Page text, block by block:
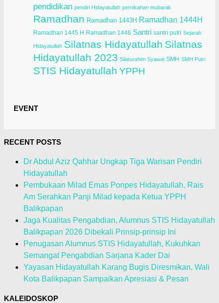
pendidikan pendiri Hidayatullah pernikahan mubarak
Ramadhan Ramadhan 1443H Ramadhan 1444H
Ramadhan 1445 H Ramadhan 1446 Santri santri putri Sejarah
Hidayatullah Silatnas Hidayatullah Silatnas
Hidayatullah 2023 Silaturahim Syawal SMH SMH Putri
STIS Hidayatullah YPPH
EVENT
RECENT POSTS
Dr Abdul Aziz Qahhar Ungkap Tiga Warisan Pendiri
Hidayatullah
Pembukaan Milad Emas Ponpes Hidayatullah, Rais
Am Serahkan Panji Milad kepada Ketua YPPH
Balikpapan
Jaga Kualitas Pengabdian, Alumnus STIS Hidayatullah
Balikpapan 2026 Dibekali Prinsip-prinsip Ini
Penugasan Alumnus STIS Hidayatullah, Kukuhkan
Semangat Pengabdian Sarjana Kader Dai
Yayasan Hidayatullah Karang Bugis Diresmikan, Wali
Kota Balikpapan Sampaikan Apresiasi & Pesan
KALEIDOSKOP